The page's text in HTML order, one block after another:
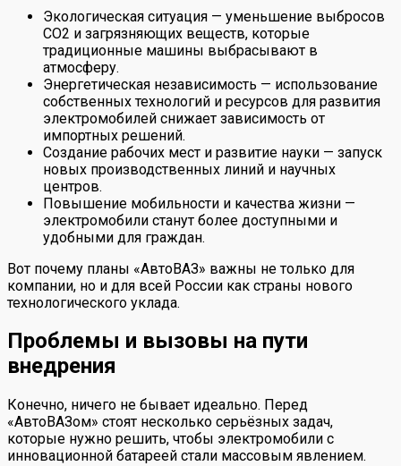
Экологическая ситуация — уменьшение выбросов
CO2 и загрязняющих веществ, которые
традиционные машины выбрасывают в
атмосферу.
Энергетическая независимость — использование
собственных технологий и ресурсов для развития
электромобилей снижает зависимость от
импортных решений.
Создание рабочих мест и развитие науки — запуск
новых производственных линий и научных
центров.
Повышение мобильности и качества жизни —
электромобили станут более доступными и
удобными для граждан.
Вот почему планы «АвтоВАЗ» важны не только для
компании, но и для всей России как страны нового
технологического уклада.
Проблемы и вызовы на пути
внедрения
Конечно, ничего не бывает идеально. Перед
«АвтоВАЗом» стоят несколько серьёзных задач,
которые нужно решить, чтобы электромобили с
инновационной батареей стали массовым явлением.